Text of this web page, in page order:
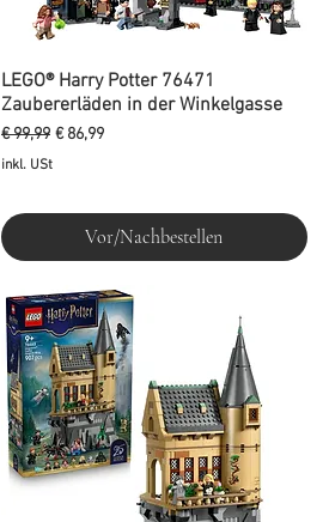
LEGO® Harry Potter 76471
Zaubererläden in der Winkelgasse
Standardpreis
€ 99,99 Sale-Preis
€ 86,99
inkl. USt
Vor/Nachbestellen